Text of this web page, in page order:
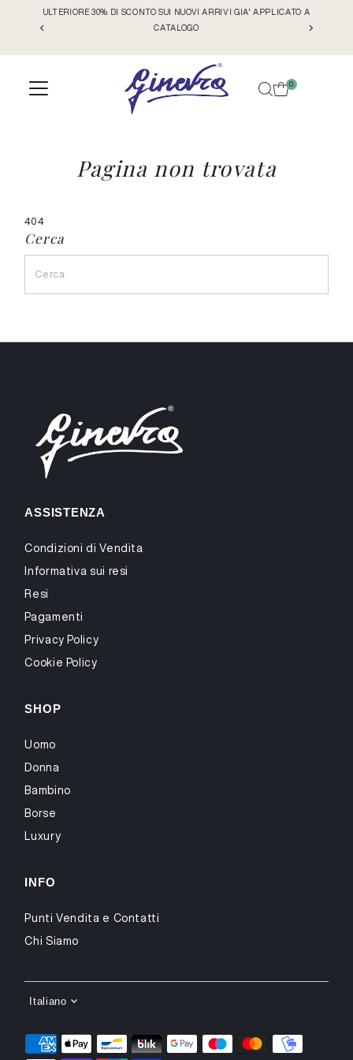
Vai direttamente ai contenuti
ULTERIORE 30% DI SCONTO SUI NUOVI ARRIVI GIA' APPLICATO A
CATALOGO
0
Pagina non trovata
404
Cerca
ASSISTENZA
Condizioni di Vendita
Informativa sui resi
Resi
Pagamenti
Privacy Policy
Cookie Policy
SHOP
Uomo
Donna
Bambino
Borse
Luxury
INFO
Punti Vendita e Contatti
Chi Siamo
Italiano